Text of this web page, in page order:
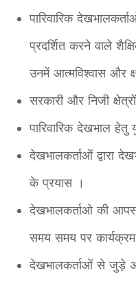
पारिवारिक
प्रदर्शित करने वाले
उनमें आत्मविश्वास और
सरकारी और निजी
पारिवारिक देखभाल हेतु
देखभालकर्ताओं द्वारा
के प्रयास ।
देखभालकर्ताओ की
समय समय पर
देखभालकर्ताओं से जुड़े